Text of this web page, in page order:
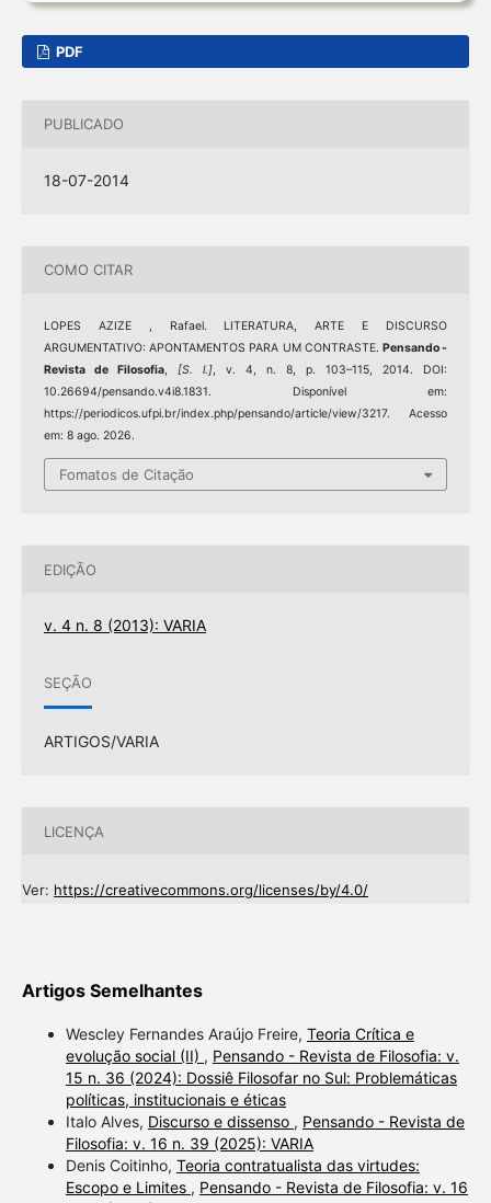
PDF
PUBLICADO
18-07-2014
COMO CITAR
LOPES AZIZE , Rafael. LITERATURA, ARTE E DISCURSO
ARGUMENTATIVO: APONTAMENTOS PARA UM CONTRASTE. Pensando -
Revista de Filosofia,[S. l.], v. 4, n. 8, p. 103–115, 2014. DOI:
10.26694/pensando.v4i8.1831. Disponível em:
https://periodicos.ufpi.br/index.php/pensando/article/view/3217. Acesso
em: 8 ago. 2026.
Fomatos de Citação
EDIÇÃO
v. 4 n. 8 (2013): VARIA
SEÇÃO
ARTIGOS/VARIA
LICENÇA
Ver: https://creativecommons.org/licenses/by/4.0/
Artigos Semelhantes
Wescley Fernandes Araújo Freire, Teoria Crítica e
evolução social (II) , Pensando - Revista de Filosofia: v.
15 n. 36 (2024): Dossiê Filosofar no Sul: Problemáticas
políticas, institucionais e éticas
Italo Alves, Discurso e dissenso , Pensando - Revista de
Filosofia: v. 16 n. 39 (2025): VARIA
Denis Coitinho, Teoria contratualista das virtudes:
Escopo e Limites , Pensando - Revista de Filosofia: v. 16